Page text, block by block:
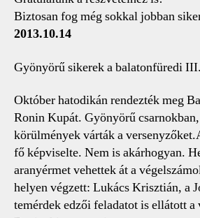
Biztosan fog még sokkal jobban
2013.10.14
Gyönyörű sikerek a balatonfüredi
Október hatodikán rendezték meg
Ronin Kupát. Gyönyörű
körülmények várták a
fő képviselte. Nem is akárhogyan.
aranyérmet vehettek át a
helyen végzett: Lukács Krisztián, a
temérdek edzői feladatot is ellátott a